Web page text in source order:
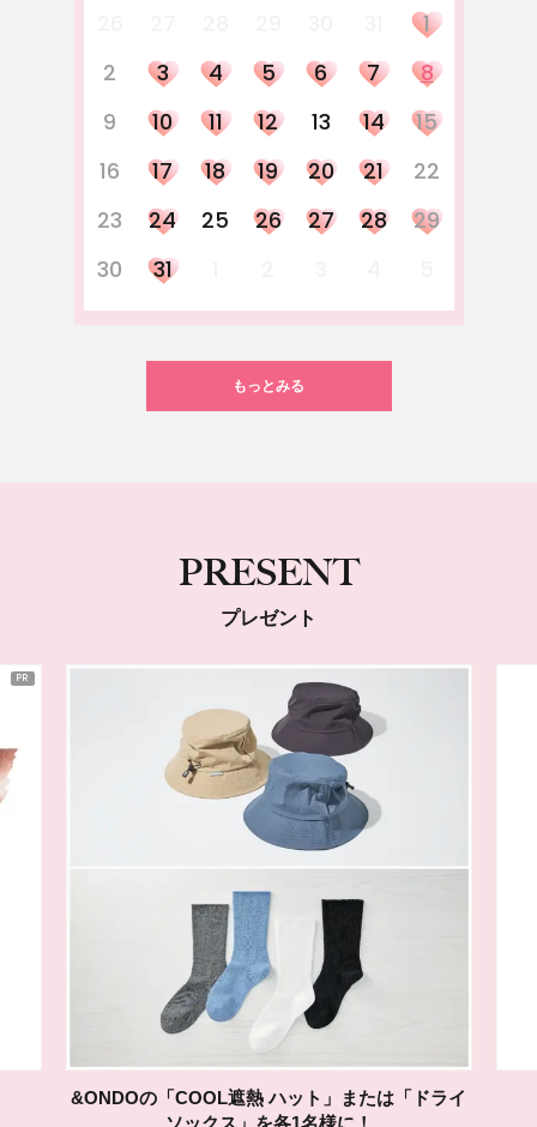
1
2
3 4 5 6 7
8
9
10 11 12 13 14
15
16
17 18 19 20 21
22
23
24 25 26 27 28
29
30
31
もっとみる
PRESENT
プレゼント
&ONDOの「COOL遮熱 ハット」または「ドライ